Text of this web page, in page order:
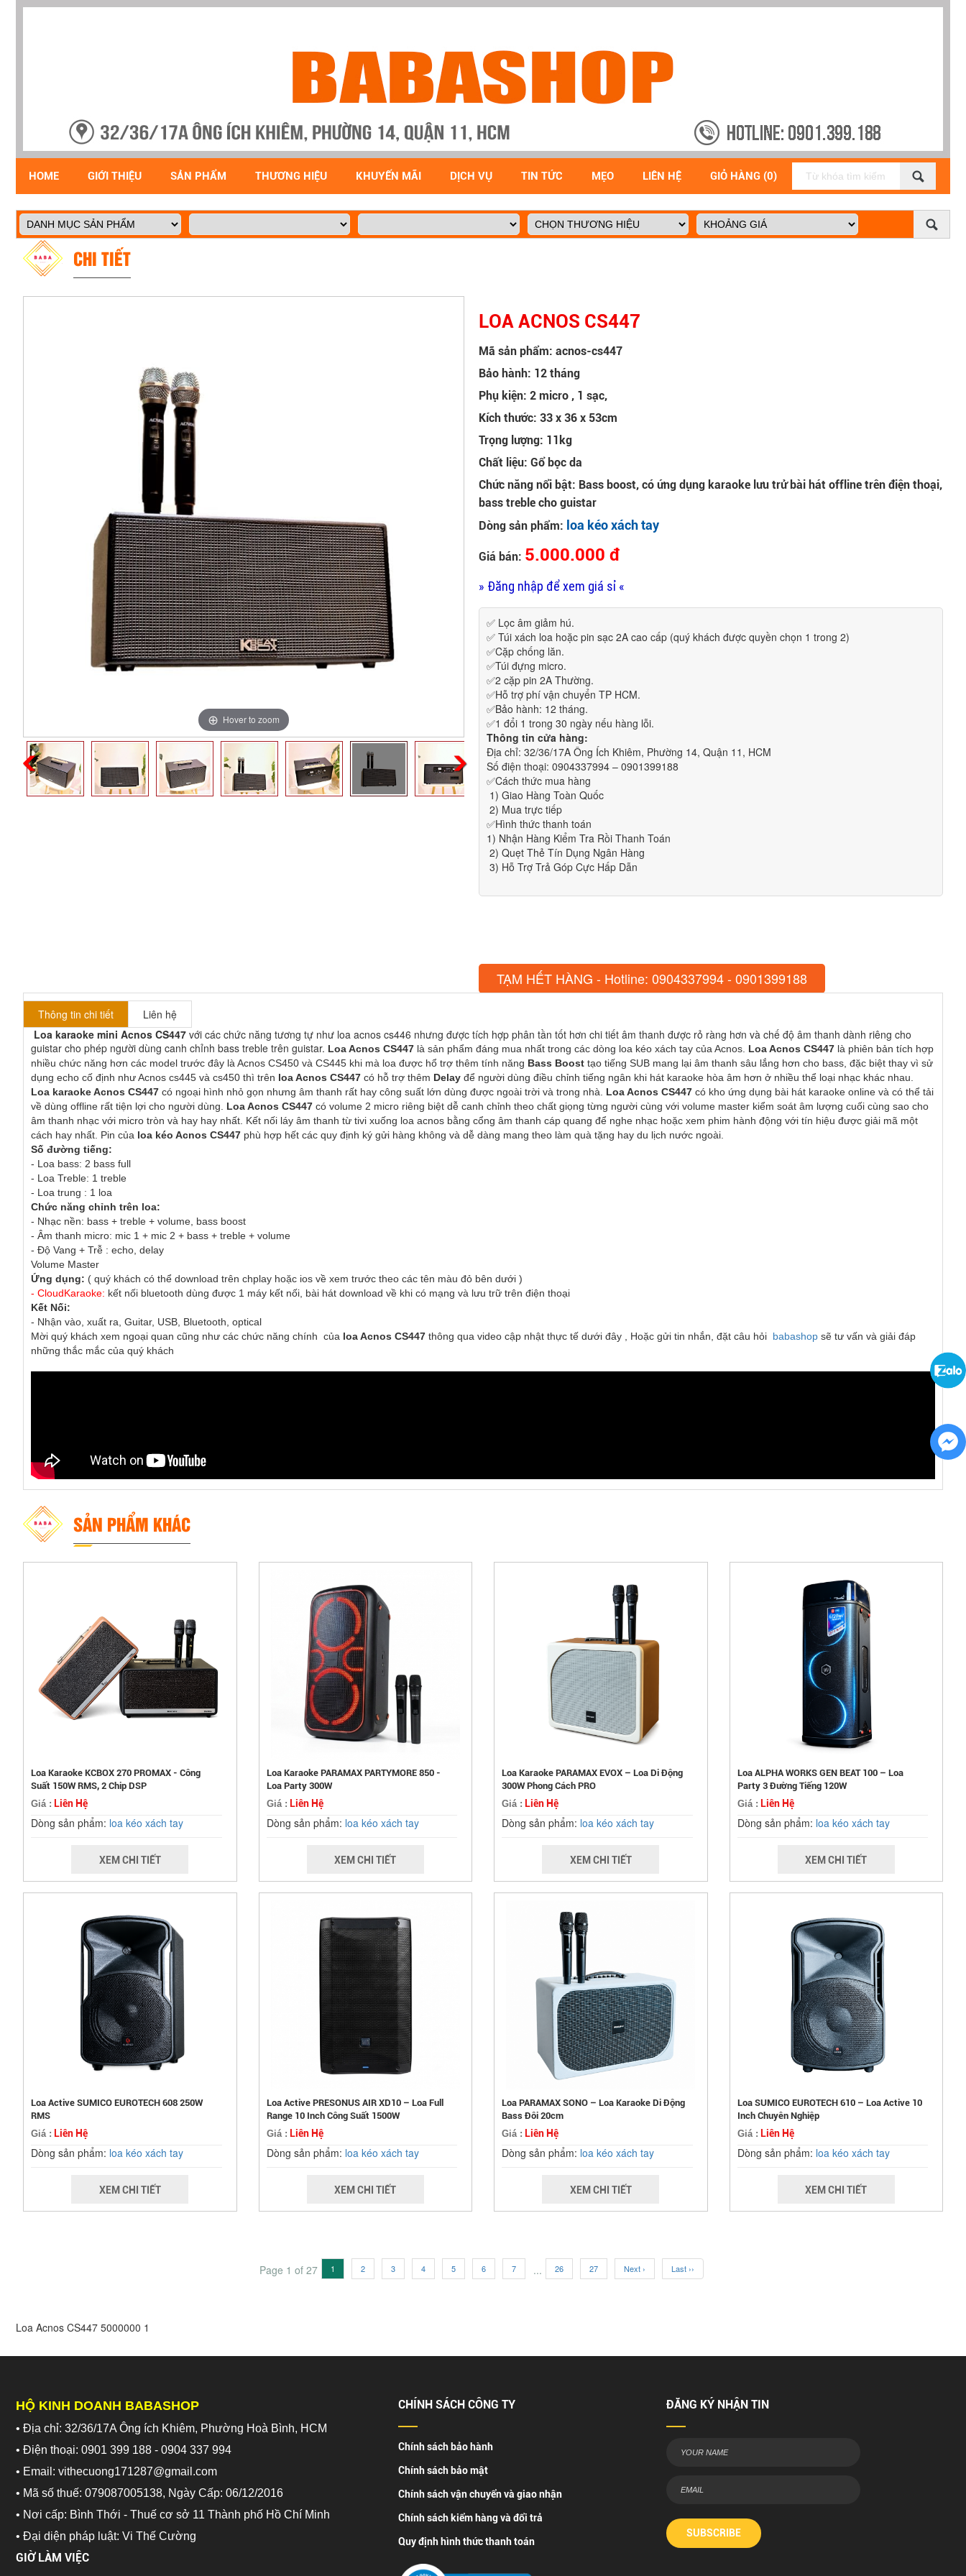
HOME GIỚI THIỆU SẢN PHẨM THƯƠNG HIỆU KHUYẾN MÃI DỊCH VỤ TIN TỨC MẸO LIÊN HỆ GIỎ HÀNG (0)
CHI TIẾT
Hover to zoom
LOA ACNOS CS447
Mã sản phẩm: acnos-cs447
Bảo hành: 12 tháng
Phụ kiện: 2 micro , 1 sạc,
Kích thước: 33 x 36 x 53cm
Trọng lượng: 11kg
Chất liệu: Gổ bọc da
Chức năng nổi bật: Bass boost, có ứng dụng karaoke lưu trử bài hát offline trên điện thoại,
bass treble cho guistar
Dòng sản phẩm: loa kéo xách tay
Giá bán: 5.000.000 đ
» Đăng nhập để xem giá sỉ «
✅ Lọc âm giảm hú.
✅ Túi xách loa hoặc pin sạc 2A cao cấp (quý khách được quyền chọn 1 trong 2)
✅Cặp chống lăn.
✅Túi đựng micro.
✅2 cặp pin 2A Thường.
✅Hỗ trợ phí vận chuyển TP HCM.
✅Bảo hành: 12 tháng.
✅1 đổi 1 trong 30 ngày nếu hàng lỗi.
Thông tin cửa hàng:
Địa chỉ: 32/36/17A Ông Ích Khiêm, Phường 14, Quận 11, HCM
Số điện thoại: 0904337994 – 0901399188
✅Cách thức mua hàng
1) Giao Hàng Toàn Quốc
2) Mua trực tiếp
✅Hình thức thanh toán
1) Nhận Hàng Kiểm Tra Rồi Thanh Toán
2) Quẹt Thẻ Tín Dụng Ngân Hàng
3) Hỗ Trợ Trả Góp Cực Hấp Dẫn
TẠM HẾT HÀNG - Hotline: 0904337994 - 0901399188
Thông tin chi tiết
Liên hệ
Loa karaoke mini Acnos CS447 với các chức năng tương tự như loa acnos cs446 nhưng được tích hợp phân tần tốt hơn chi tiết âm thanh được rỏ ràng hơn và chế độ âm thanh dành riêng cho
guistar cho phép người dùng canh chỉnh bass treble trên guistar. Loa Acnos CS447 là sản phẩm đáng mua nhất trong các dòng loa kéo xách tay của Acnos. Loa Acnos CS447 là phiên bản tích hợp
nhiều chức năng hơn các model trước đây là Acnos CS450 và CS445 khi mà loa được hổ trợ thêm tính năng Bass Boost tạo tiếng SUB mang lại âm thanh sâu lắng hơn cho bass, đặc biệt thay vì sử
dụng echo cố định như Acnos cs445 và cs450 thì trên loa Acnos CS447 có hỗ trợ thêm Delay
Loa karaoke Acnos CS447 có ngoại hình nhỏ gọn nhưng âm thanh rất hay công suất lớn dùng được ngoài trời và trong nhà. Loa Acnos CS447 có kho ứng dụng bài hát karaoke online và có thể tải
về dùng offline rất tiện lợi cho người dùng. Loa Acnos CS447 có volume 2 micro riêng biệt dễ canh chỉnh theo chất giọng từng người cùng với volume master kiểm soát âm lượng cuối cùng sao cho
âm thanh nhạc với micro tròn và hay hay nhất. Kết nối láy âm thanh từ tivi xuống loa acnos bằng cổng âm thanh cáp quang để nghe nhạc hoặc xem phim hành động với tín hiệu được giải mã một
cách hay nhất. Pin của loa kéo Acnos CS447 phù hợp hết các quy định ký gửi hàng không và dễ dàng mang theo làm quà tặng hay du lịch nước ngoài.
Số đường tiếng:
- Loa bass: 2 bass full
- Loa Treble: 1 treble
- Loa trung : 1 loa
Chức năng chỉnh trên loa:
- Nhạc nền: bass + treble + volume, bass boost
- Âm thanh micro: mic 1 + mic 2 + bass + treble + volume
- Độ Vang + Trễ : echo, delay
Volume Master
Ứng dụng: ( quý khách có thể download trên chplay hoặc ios về xem trước theo các tên màu đỏ bên dưới )
- CloudKaraoke: kết nối bluetooth dùng được 1 máy kết nối, bài hát download về khi có mạng và lưu trữ trên điện thoại
Kết Nối:
- Nhận vào, xuất ra, Guitar, USB, Bluetooth, optical
Mời quý khách xem ngoại quan cũng như các chức năng chính  của loa Acnos CS447 thông qua video cập nhật thực tế dưới đây , Hoặc gửi tin nhắn, đặt câu hỏi babashop sẽ tư vấn và giải đáp
những thắc mắc của quý khách
SẢN PHẨM KHÁC
Loa Karaoke KCBOX 270 PROMAX - Công
Suất 150W RMS, 2 Chip DSP
Giá : Liên Hệ
Dòng sản phẩm: loa kéo xách tay
XEM CHI TIẾT
Loa Karaoke PARAMAX PARTYMORE 850 -
Loa Party 300W
Giá : Liên Hệ
Dòng sản phẩm: loa kéo xách tay
XEM CHI TIẾT
Loa Karaoke PARAMAX EVOX – Loa Di Động
300W Phong Cách PRO
Giá : Liên Hệ
Dòng sản phẩm: loa kéo xách tay
XEM CHI TIẾT
Loa ALPHA WORKS GEN BEAT 100 – Loa
Party 3 Đường Tiếng 120W
Giá : Liên Hệ
Dòng sản phẩm: loa kéo xách tay
XEM CHI TIẾT
Loa Active SUMICO EUROTECH 608 250W
RMS
Giá : Liên Hệ
Dòng sản phẩm: loa kéo xách tay
XEM CHI TIẾT
Loa Active PRESONUS AIR XD10 – Loa Full
Range 10 Inch Công Suất 1500W
Giá : Liên Hệ
Dòng sản phẩm: loa kéo xách tay
XEM CHI TIẾT
Loa PARAMAX SONO – Loa Karaoke Di Động
Bass Đôi 20cm
Giá : Liên Hệ
Dòng sản phẩm: loa kéo xách tay
XEM CHI TIẾT
Loa SUMICO EUROTECH 610 – Loa Active 10
Inch Chuyên Nghiệp
Giá : Liên Hệ
Dòng sản phẩm: loa kéo xách tay
XEM CHI TIẾT
Page 1 of 27 1 2 3 4 5 6 7 ... 26 27 Next › Last ››
Loa Acnos CS447 5000000 1
HỘ KINH DOANH BABASHOP
• Địa chỉ: 32/36/17A Ông ích Khiêm, Phường Hoà Bình, HCM
• Điện thoại: 0901 399 188 - 0904 337 994
• Email: vithecuong171287@gmail.com
• Mã số thuế: 079087005138, Ngày Cấp: 06/12/2016
• Nơi cấp: Bình Thới - Thuế cơ sở 11 Thành phố Hồ Chí Minh
• Đại diện pháp luật: Vi Thế Cường
GIỜ LÀM VIỆC
CHÍNH SÁCH CÔNG TY
Chính sách bảo hành
Chính sách bảo mật
Chính sách vận chuyển và giao nhận
Chính sách kiểm hàng và đổi trả
Quy định hình thức thanh toán
ĐĂNG KÝ NHẬN TIN
SUBSCRIBE